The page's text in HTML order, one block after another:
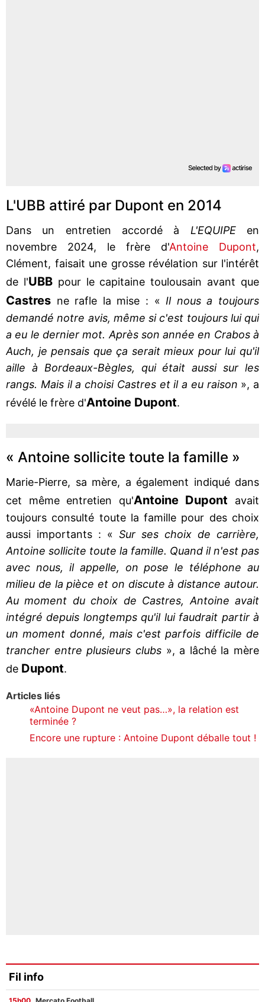
L'UBB attiré par Dupont en 2014
Dans un entretien accordé à L'EQUIPEen
novembre 2024, le frère d'Antoine Dupont,
Clément, faisait une grosse révélation sur l'intérêt
de l'UBB pour le capitaine toulousain avant que
Castres ne rafle la mise : « Il nous a toujours
demandé notre avis, même si c'est toujours lui qui
a eu le dernier mot. Après son année en Crabos à
Auch, je pensais que ça serait mieux pour lui qu'il
aille à Bordeaux-Bègles, qui était aussi sur les
rangs. Mais il a choisi Castres et il a eu raison », a
révélé le frère d'Antoine Dupont.
« Antoine sollicite toute la famille »
Marie-Pierre, sa mère, a également indiqué dans
cet même entretien qu'Antoine Dupont
avait
toujours consulté toute la famille pour des choix
aussi importants : « Sur ses choix de carrière,
Antoine sollicite toute la famille. Quand il n'est pas
avec nous, il appelle, on pose le téléphone au
milieu de la pièce et on discute à distance autour.
Au moment du choix de Castres, Antoine avait
intégré depuis longtemps qu'il lui faudrait partir à
un moment donné, mais c'est parfois difficile de
trancher entre plusieurs clubs », a lâché la mère
de Dupont.
Articles liés
«Antoine Dupont ne veut pas…», la relation est
terminée ?
Encore une rupture : Antoine Dupont déballe tout !
Fil info